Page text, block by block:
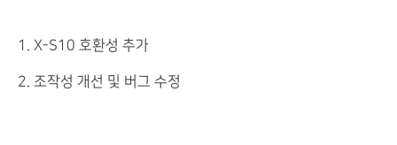
1. X-S10 호환성 추가
2. 조작성 개선 및 버그 수정